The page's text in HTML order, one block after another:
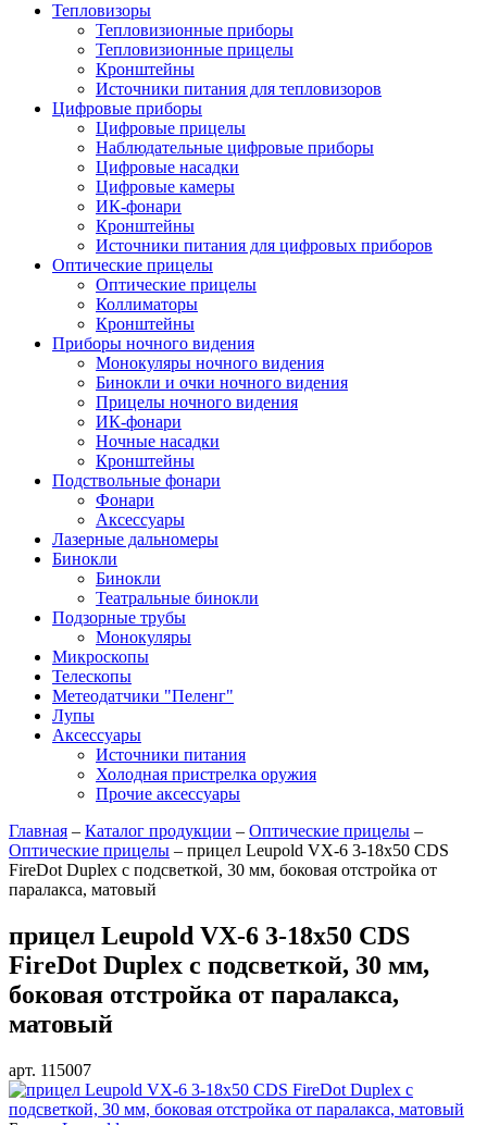
Тепловизоры
Тепловизионные приборы
Тепловизионные прицелы
Кронштейны
Источники питания для тепловизоров
Цифровые приборы
Цифровые прицелы
Наблюдательные цифровые приборы
Цифровые насадки
Цифровые камеры
ИК-фонари
Кронштейны
Источники питания для цифровых приборов
Оптические прицелы
Оптические прицелы
Коллиматоры
Кронштейны
Приборы ночного видения
Монокуляры ночного видения
Бинокли и очки ночного видения
Прицелы ночного видения
ИК-фонари
Ночные насадки
Кронштейны
Подствольные фонари
Фонари
Аксессуары
Лазерные дальномеры
Бинокли
Бинокли
Театральные бинокли
Подзорные трубы
Монокуляры
Микроскопы
Телескопы
Метеодатчики "Пеленг"
Лупы
Аксессуары
Источники питания
Холодная пристрелка оружия
Прочие аксессуары
Главная – Каталог продукции – Оптические прицелы –
Оптические прицелы – прицел Leupold VX-6 3-18x50 CDS
FireDot Duplex с подсветкой, 30 мм, боковая отстройка от
паралакса, матовый
прицел Leupold VX-6 3-18x50 CDS
FireDot Duplex с подсветкой, 30 мм,
боковая отстройка от паралакса,
матовый
арт. 115007